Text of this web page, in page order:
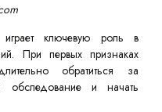
играет ключевую роль в
При первых признаках
обратиться за
обследование и начать